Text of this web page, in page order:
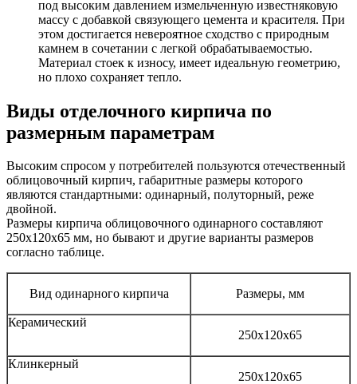
под высоким давлением измельченную известняковую
массу с добавкой связующего цемента и красителя. При
этом достигается невероятное сходство с природным
камнем в сочетании с легкой обрабатываемостью.
Материал стоек к износу, имеет идеальную геометрию,
но плохо сохраняет тепло.
Виды отделочного кирпича по
размерным параметрам
Высоким спросом у потребителей пользуются отечественный
облицовочный кирпич, габаритные размеры которого
являются стандартными: одинарный, полуторный, реже
двойной.
Размеры кирпича облицовочного одинарного составляют
250х120х65 мм, но бывают и другие варианты размеров
согласно таблице.
Вид одинарного кирпича Размеры, мм
Керамический
250х120х65
Клинкерный
250х120х65